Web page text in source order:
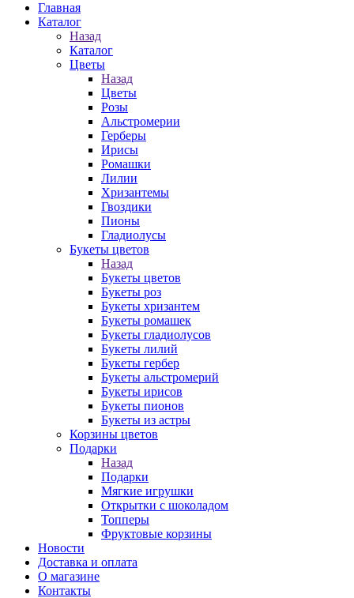
Главная
Каталог
Назад
Каталог
Цветы
Назад
Цветы
Розы
Альстромерии
Герберы
Ирисы
Ромашки
Лилии
Хризантемы
Гвоздики
Пионы
Гладиолусы
Букеты цветов
Назад
Букеты цветов
Букеты роз
Букеты хризантем
Букеты ромашек
Букеты гладиолусов
Букеты лилий
Букеты гербер
Букеты альстромерий
Букеты ирисов
Букеты пионов
Букеты из астры
Корзины цветов
Подарки
Назад
Подарки
Мягкие игрушки
Открытки с шоколадом
Топперы
Фруктовые корзины
Новости
Доставка и оплата
О магазине
Контакты